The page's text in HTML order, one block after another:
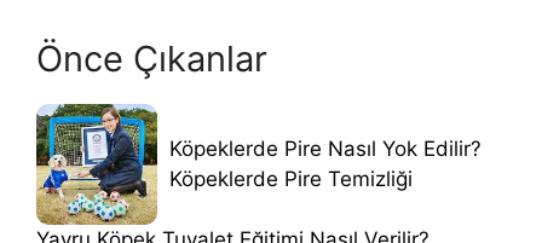
Önce Çıkanlar
Köpeklerde Pire Nasıl Yok Edilir?
Köpeklerde Pire Temizliği